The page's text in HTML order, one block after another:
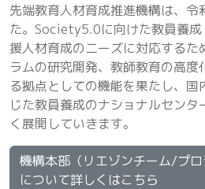
先端教育人材育成推進機構は、
た。Society5.0に向けた教員養成
援人材育成のニーズに対応する
ラムの研究開発、教師教育の高度
る拠点としての機能を果たし、
じた教員養成のナショナルセン
く展開していきます。
機構本部（リエゾンチーム/プロ
について詳しくはこちら